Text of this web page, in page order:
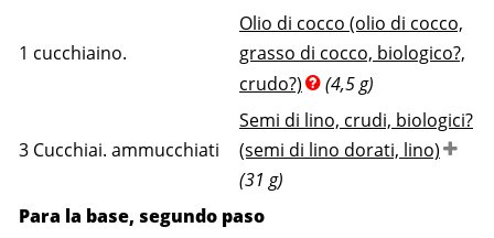
1 cucchiaino.
Olio di cocco (olio di cocco,
grasso di cocco, biologico?,
crudo?)
(4,5 g)
3 Cucchiai. ammucchiati
Semi di lino, crudi, biologici?
(semi di lino dorati, lino)
(31 g)
Para la base, segundo paso